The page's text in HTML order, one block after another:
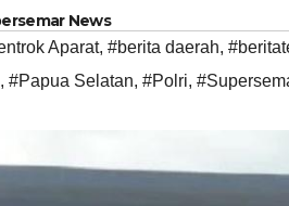
News
Aparat, #berita daerah,
, #Papua Selatan, #Polri,